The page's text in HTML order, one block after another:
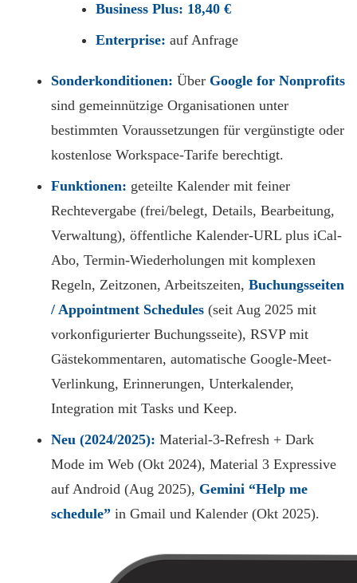
Business Plus: 18,40 €
Enterprise: auf Anfrage
Sonderkonditionen: Über Google for Nonprofits
sind gemeinnützige Organisationen unter
bestimmten Voraussetzungen für vergünstigte oder
kostenlose Workspace-Tarife berechtigt.
Funktionen: geteilte Kalender mit feiner
Rechtevergabe (frei/belegt, Details, Bearbeitung,
Verwaltung), öffentliche Kalender-URL plus iCal-
Abo, Termin-Wiederholungen mit komplexen
Regeln, Zeitzonen, Arbeitszeiten, Buchungsseiten
/ Appointment Schedules (seit Aug 2025 mit
vorkonfigurierter Buchungsseite), RSVP mit
Gästekommentaren, automatische Google-Meet-
Verlinkung, Erinnerungen, Unterkalender,
Integration mit Tasks und Keep.
Neu (2024/2025): Material-3-Refresh + Dark
Mode im Web (Okt 2024), Material 3 Expressive
auf Android (Aug 2025), Gemini “Help me
schedule” in Gmail und Kalender (Okt 2025).